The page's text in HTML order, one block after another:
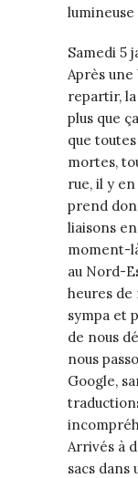
Samedi 5
Après
repartir,
plus que
que
mortes,
rue, il y
prend
liaisons
moment-
au Nord-
heures
sympa et
de nous
nous
Google,
Arrivés à
sacs